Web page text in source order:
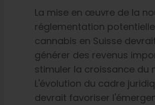
La mise en œuvre de la
réglementation
cannabis en Suisse
générer des revenus
stimuler la croissance du
L'évolution du cadre
devrait favoriser